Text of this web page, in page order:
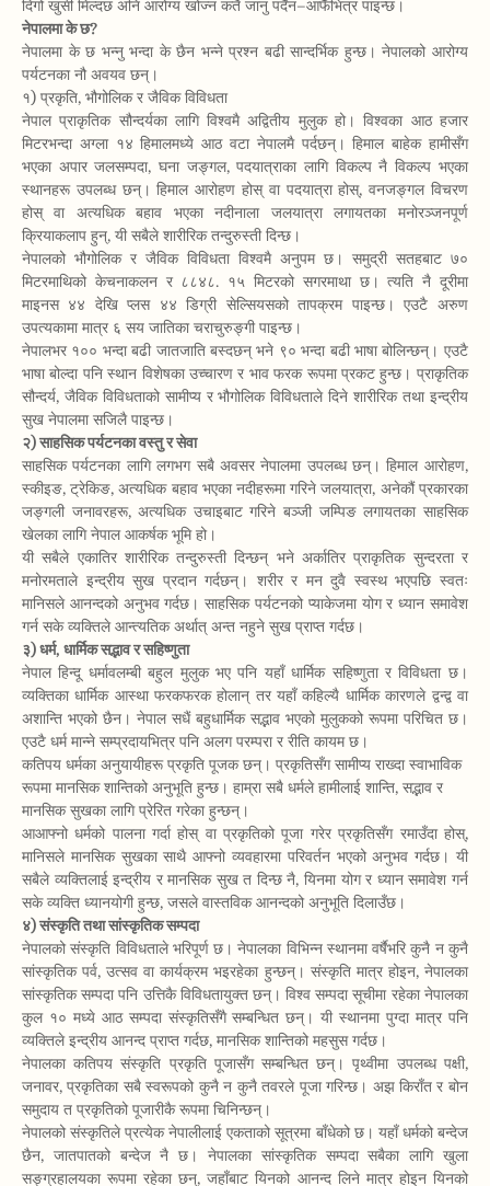
दिगो खुसी मिल्दछ अनि आरोग्य खोज्न कतै जानु पर्दैन–आफैँभित्र पाइन्छ।
नेपालमा के छ?
नेपालमा के छ भन्नु भन्दा के छैन भन्ने प्रश्न बढी सान्दर्भिक हुन्छ। नेपालको आरोग्य
पर्यटनका नौ अवयव छन्।
१) प्रकृति, भौगोलिक र जैविक विविधता
नेपाल प्राकृतिक सौन्दर्यका लागि विश्वमै अद्वितीय मुलुक हो। विश्वका आठ हजार
मिटरभन्दा अग्ला १४ हिमालमध्ये आठ वटा नेपालमै पर्दछन्। हिमाल बाहेक हामीसँग
भएका अपार जलसम्पदा, घना जङ्गल, पदयात्राका लागि विकल्प नै विकल्प भएका
स्थानहरू उपलब्ध छन्। हिमाल आरोहण होस् वा पदयात्रा होस्, वनजङ्गल विचरण
होस् वा अत्यधिक बहाव भएका नदीनाला जलयात्रा लगायतका मनोरञ्जनपूर्ण
क्रियाकलाप हुन्, यी सबैले शारीरिक तन्दुरुस्ती दिन्छ।
नेपालको भौगोलिक र जैविक विविधता विश्वमै अनुपम छ। समुद्री सतहबाट ७०
मिटरमाथिको केचनाकलन र ८८४८. १५ मिटरको सगरमाथा छ। त्यति नै दूरीमा
माइनस ४४ देखि प्लस ४४ डिग्री सेल्सियसको तापक्रम पाइन्छ। एउटै अरुण
उपत्यकामा मात्र ६ सय जातिका चराचुरुङ्गी पाइन्छ।
नेपालभर १०० भन्दा बढी जातजाति बस्दछन् भने ९० भन्दा बढी भाषा बोलिन्छन्। एउटै
भाषा बोल्दा पनि स्थान विशेषका उच्चारण र भाव फरक रूपमा प्रकट हुन्छ। प्राकृतिक
सौन्दर्य, जैविक विविधताको सामीप्य र भौगोलिक विविधताले दिने शारीरिक तथा इन्द्रीय
सुख नेपालमा सजिलै पाइन्छ।
२) साहसिक पर्यटनका वस्तु र सेवा
साहसिक पर्यटनका लागि लगभग सबै अवसर नेपालमा उपलब्ध छन्। हिमाल आरोहण,
स्कीइङ, ट्रेकिङ, अत्यधिक बहाव भएका नदीहरूमा गरिने जलयात्रा, अनेकौं प्रकारका
जङ्गली जनावरहरू, अत्यधिक उचाइबाट गरिने बञ्जी जम्पिङ लगायतका साहसिक
खेलका लागि नेपाल आकर्षक भूमि हो।
यी सबैले एकातिर शारीरिक तन्दुरुस्ती दिन्छन् भने अर्कातिर प्राकृतिक सुन्दरता र
मनोरमताले इन्द्रीय सुख प्रदान गर्दछन्। शरीर र मन दुवै स्वस्थ भएपछि स्वतः
मानिसले आनन्दको अनुभव गर्दछ। साहसिक पर्यटनको प्याकेजमा योग र ध्यान समावेश
गर्न सके व्यक्तिले आन्त्यतिक अर्थात् अन्त नहुने सुख प्राप्त गर्दछ।
३) धर्म, धार्मिक सद्भाव र सहिष्णुता
नेपाल हिन्दू धर्मावलम्बी बहुल मुलुक भए पनि यहाँ धार्मिक सहिष्णुता र विविधता छ।
व्यक्तिका धार्मिक आस्था फरकफरक होलान् तर यहाँ कहिल्यै धार्मिक कारणले द्वन्द्व वा
अशान्ति भएको छैन। नेपाल सधैं बहुधार्मिक सद्भाव भएको मुलुकको रूपमा परिचित छ।
एउटै धर्म मान्ने सम्प्रदायभित्र पनि अलग परम्परा र रीति कायम छ।
कतिपय धर्मका अनुयायीहरू प्रकृति पूजक छन्। प्रकृतिसँग सामीप्य राख्दा स्वाभाविक
रूपमा मानसिक शान्तिको अनुभूति हुन्छ। हाम्रा सबै धर्मले हामीलाई शान्ति, सद्भाव र
मानसिक सुखका लागि प्रेरित गरेका हुन्छन्।
आआफ्नो धर्मको पालना गर्दा होस् वा प्रकृतिको पूजा गरेर प्रकृतिसँग रमाउँदा होस्,
मानिसले मानसिक सुखका साथै आफ्नो व्यवहारमा परिवर्तन भएको अनुभव गर्दछ। यी
सबैले व्यक्तिलाई इन्द्रीय र मानसिक सुख त दिन्छ नै, यिनमा योग र ध्यान समावेश गर्न
सके व्यक्ति ध्यानयोगी हुन्छ, जसले वास्तविक आनन्दको अनुभूति दिलाउँछ।
४) संस्कृति तथा सांस्कृतिक सम्पदा
नेपालको संस्कृति विविधताले भरिपूर्ण छ। नेपालका विभिन्न स्थानमा वर्षैभरि कुनै न कुनै
सांस्कृतिक पर्व, उत्सव वा कार्यक्रम भइरहेका हुन्छन्। संस्कृति मात्र होइन, नेपालका
सांस्कृतिक सम्पदा पनि उत्तिकै विविधतायुक्त छन्। विश्व सम्पदा सूचीमा रहेका नेपालका
कुल १० मध्ये आठ सम्पदा संस्कृतिसँगै सम्बन्धित छन्। यी स्थानमा पुग्दा मात्र पनि
व्यक्तिले इन्द्रीय आनन्द प्राप्त गर्दछ, मानसिक शान्तिको महसुस गर्दछ।
नेपालका कतिपय संस्कृति प्रकृति पूजासँग सम्बन्धित छन्। पृथ्वीमा उपलब्ध पक्षी,
जनावर, प्रकृतिका सबै स्वरूपको कुनै न कुनै तवरले पूजा गरिन्छ। अझ किराँत र बोन
समुदाय त प्रकृतिको पूजारीकै रूपमा चिनिन्छन्।
नेपालको संस्कृतिले प्रत्येक नेपालीलाई एकताको सूत्रमा बाँधेको छ। यहाँ धर्मको बन्देज
छैन, जातपातको बन्देज नै छ। नेपालका सांस्कृतिक सम्पदा सबैका लागि खुला
सङ्ग्रहालयका रूपमा रहेका छन्, जहाँबाट यिनको आनन्द लिने मात्र होइन यिनको